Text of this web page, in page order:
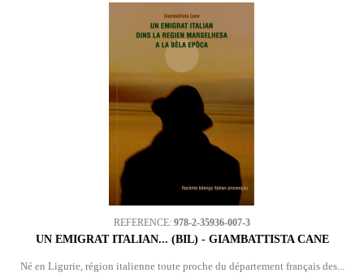
REFERENCE: 978-2-35936-007-3
UN EMIGRAT ITALIAN... (BIL) - GIAMBATTISTA CANE
Né en Ligurie, région italienne toute proche du département français des...